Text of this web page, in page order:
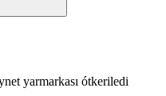
yarmarkası ótkeriledi